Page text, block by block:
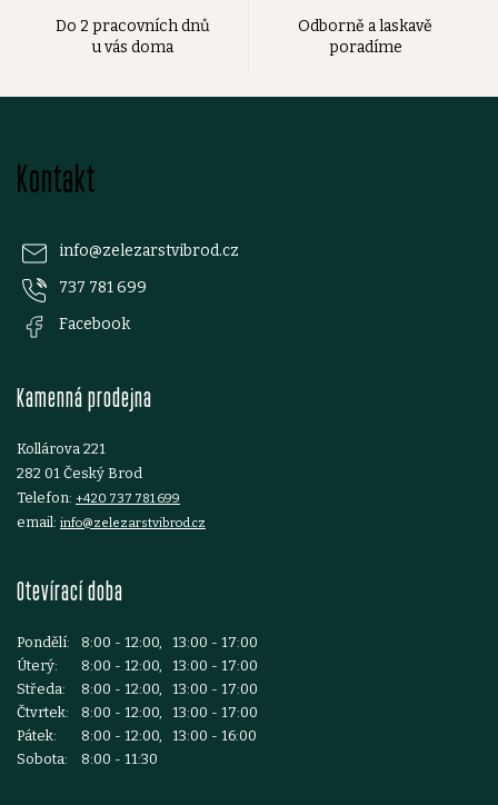
Do 2 pracovních dnů
u vás doma
Odborně a laskavě
poradíme
Kontakt
info@zelezarstvibrod.cz
737 781 699
Facebook
Kamenná prodejna
Kollárova 221
282 01 Český Brod
Telefon: +420 737 781 699
email: info@zelezarstvibrod.cz
Otevírací doba
Pondělí:
8:00 - 12:00, 13:00 - 17:00
Úterý:
8:00 - 12:00, 13:00 - 17:00
Středa:
8:00 - 12:00, 13:00 - 17:00
Čtvrtek:
8:00 - 12:00, 13:00 - 17:00
Pátek:
8:00 - 12:00, 13:00 - 16:00
Sobota:
8:00 - 11:30